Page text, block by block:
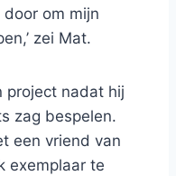
om mijn
zei Mat.
project nadat hij
zag bespelen.
een vriend van
exemplaar te